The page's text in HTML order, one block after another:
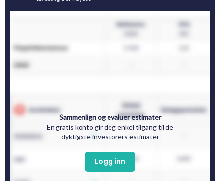
Sammenlign og evaluer estimater
En gratis konto gir deg enkel tilgang til de
dyktigste investorers estimater
Logg inn